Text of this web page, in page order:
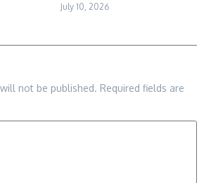
July 10, 2026
not be published. Required fields are